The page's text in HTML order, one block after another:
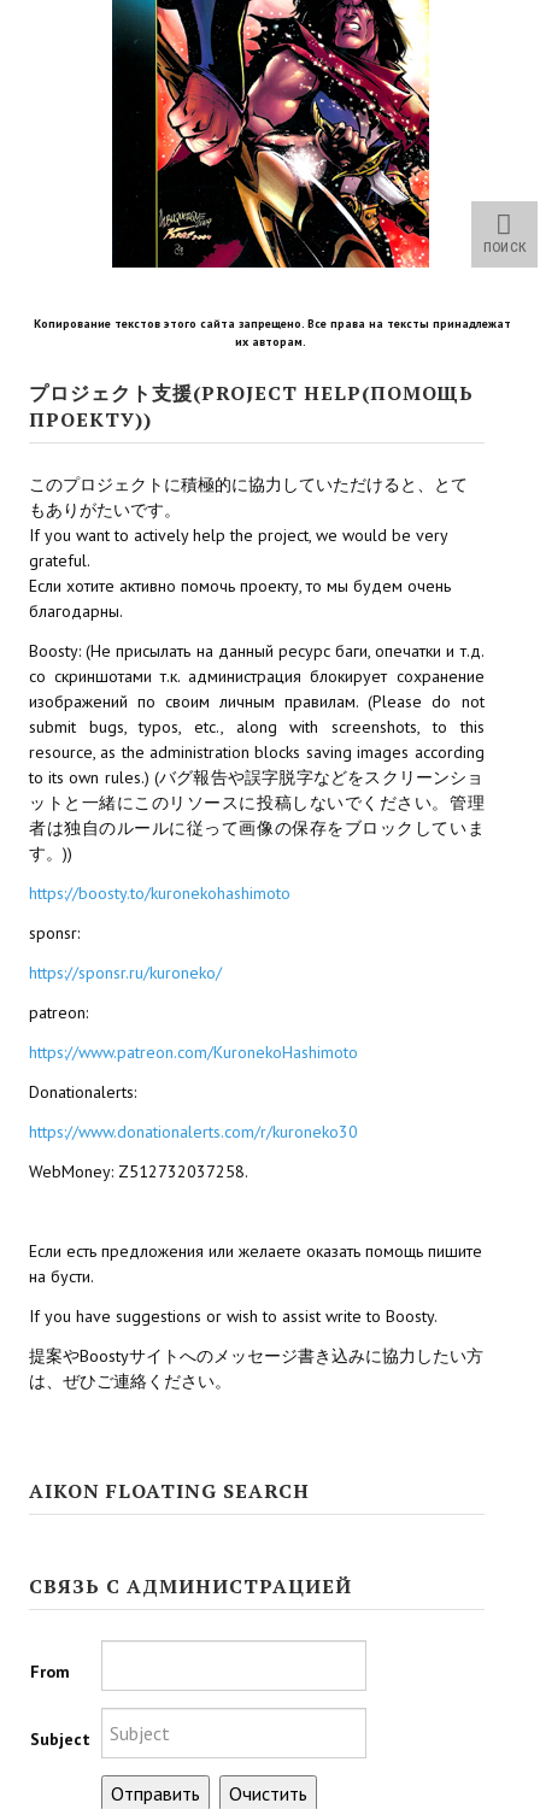
Работы Kuroneko
Doom 3 Remaster Fan Edition
X2 - The Threat Remaster Fan Edition
Quake III Arena Remaster Fan Edition
Star Trek Voyager Elite Force Remaster Fan Edition
Sacred Gold Remaster Fan Edition
Age of Pirates: Caribbean Tales Remaster Fan Edition
Sea Dogs - City of Abandoned Ships Remaster Fan Edition
Sea Dogs Remaster Fan Edition
НОВОСТИ ПОРТАЛА
Новости
Новости Архив
МОДЫ ДЛЯ ИГР
Патчи
Моды
Divinity Original Sin Enhanced Edition
Dragon Age: Origins
Dragon Age: Inquisition
GTA 5
Kingdoms of Amalur: Reckoning
Mass Effect Andromeda
Sims 3
Star Wars Jedi Knight: Dark Force II
Star Wars Knights of the Old Republic 2
Titan Quest Immortal Throne
Копирование текстов этого сайта запрещено. Все права на тексты принадлежат
их авторам.
プロジェクト支援(PROJECT HELP(ПОМОЩЬ
ПРОЕКТУ))
このプロジェクトに積極的に協力していただけると、とて
もありがたいです。
If you want to actively help the project, we would be very
grateful.
Если хотите активно помочь проекту, то мы будем очень
благодарны.
Boosty: (Не присылать на данный ресурс баги, опечатки и т.д.
со скриншотами т.к. администрация блокирует сохранение
изображений по своим личным правилам. (Please do not
submit bugs, typos, etc., along with screenshots, to this
resource, as the administration blocks saving images according
to its own rules.) (バグ報告や誤字脱字などをスクリーンショ
ットと一緒にこのリソースに投稿しないでください。管理
者は独自のルールに従って画像の保存をブロックしていま
す。))
https://boosty.to/kuronekohashimoto
sponsr:
https://sponsr.ru/kuroneko/
patreon:
https://www.patreon.com/KuronekoHashimoto
Donationalerts:
https://www.donationalerts.com/r/kuroneko30
WebMoney: Z512732037258.
Если есть предложения или желаете оказать помощь пишите
на бусти.
If you have suggestions or wish to assist write to Boosty.
提案やBoostyサイトへのメッセージ書き込みに協力したい方
は、ぜひご連絡ください。
AIKON FLOATING SEARCH
ПОИСК
СВЯЗЬ С АДМИНИСТРАЦИЕЙ
From
Subject